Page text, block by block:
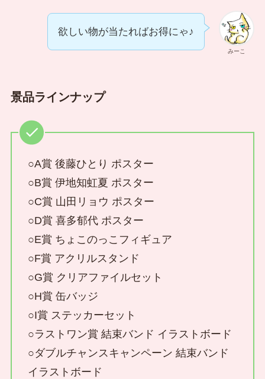
みーこ
欲しい物が当たればお得にゃ♪
景品ラインナップ
○A賞 後藤ひとり ポスター
○B賞 伊地知虹夏 ポスター
○C賞 山田リョウ ポスター
○D賞 喜多郁代 ポスター
○E賞 ちょこのっこフィギュア
○F賞 アクリルスタンド
○G賞 クリアファイルセット
○H賞 缶バッジ
○I賞 ステッカーセット
○ラストワン賞 結束バンド イラストボード
○ダブルチャンスキャンペーン 結束バンド
イラストボード